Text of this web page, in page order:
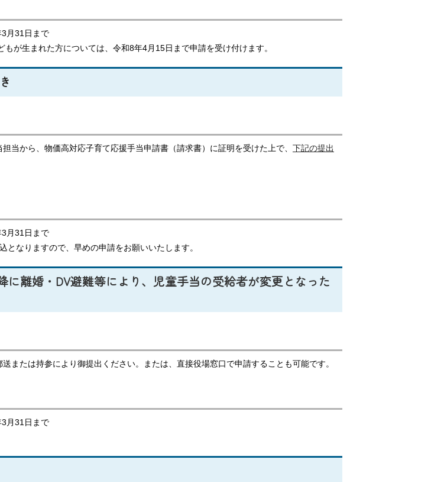
月31日まで
が生まれた方については、令和8年4月15日まで申請を受け付けます。
当から、物価高対応子育て応援手当申請書（請求書）に証明を受けた上で、 下記の提出
月31日まで
となりますので、早めの申請をお願いいたします。
に離婚・DV避難等により、児童手当の受給者が変更となった
または持参により御提出ください。または、直接役場窓口で申請することも可能です。
月31日まで